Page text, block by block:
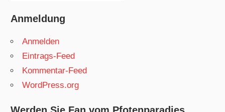
Anmeldung
Anmelden
Eintrags-Feed
Kommentar-Feed
WordPress.org